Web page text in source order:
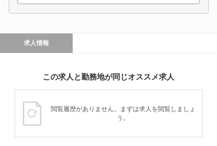
求人情報
この求人と勤務地が同じオススメ求人
閲覧履歴がありません。まずは求人を閲覧しましょ
う。